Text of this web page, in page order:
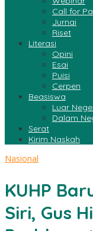
Call for
Jurnai
Riset
Literasi
Opini
Esai
Puisi
Cerpen
Beasiswa
Luar
Dalam
Serat
Kirim Naskah
Nasional
KUHP
Siri, Gus